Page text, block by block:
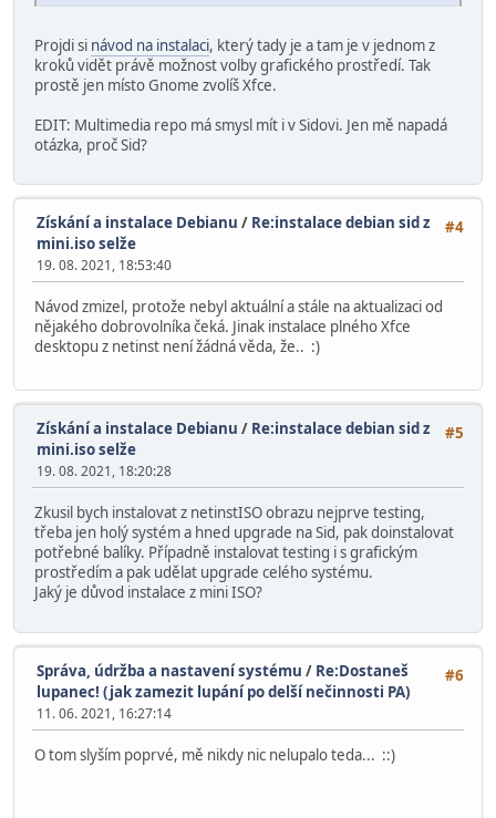
Projdi si návod na instalaci, který tady je a tam je v jednom z
kroků vidět právě možnost volby grafického prostředí. Tak
prostě jen místo Gnome zvolíš Xfce.
EDIT: Multimedia repo má smysl mít i v Sidovi. Jen mě napadá
otázka, proč Sid?
#4
Získání a instalace Debianu / Re:instalace debian sid z
mini.iso selže
19. 08. 2021, 18:53:40
Návod zmizel, protože nebyl aktuální a stále na aktualizaci od
nějakého dobrovolníka čeká. Jinak instalace plného Xfce
desktopu z netinst není žádná věda, že.. :)
#5
Získání a instalace Debianu / Re:instalace debian sid z
mini.iso selže
19. 08. 2021, 18:20:28
Zkusil bych instalovat z netinstISO obrazu nejprve testing,
třeba jen holý systém a hned upgrade na Sid, pak doinstalovat
potřebné balíky. Případně instalovat testing i s grafickým
prostředím a pak udělat upgrade celého systému.
Jaký je důvod instalace z mini ISO?
#6
Správa, údržba a nastavení systému / Re:Dostaneš
lupanec! (jak zamezit lupání po delší nečinnosti PA)
11. 06. 2021, 16:27:14
O tom slyším poprvé, mě nikdy nic nelupalo teda... ::)